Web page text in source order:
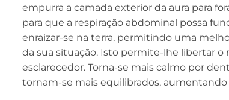
empurra a camada exterior da aura para
para que a respiração abdominal possa
enraizar-se na terra, permitindo uma
da sua situação. Isto permite-lhe libertar
esclarecedor. Torna-se mais calmo por
tornam-se mais equilibrados, aumentando